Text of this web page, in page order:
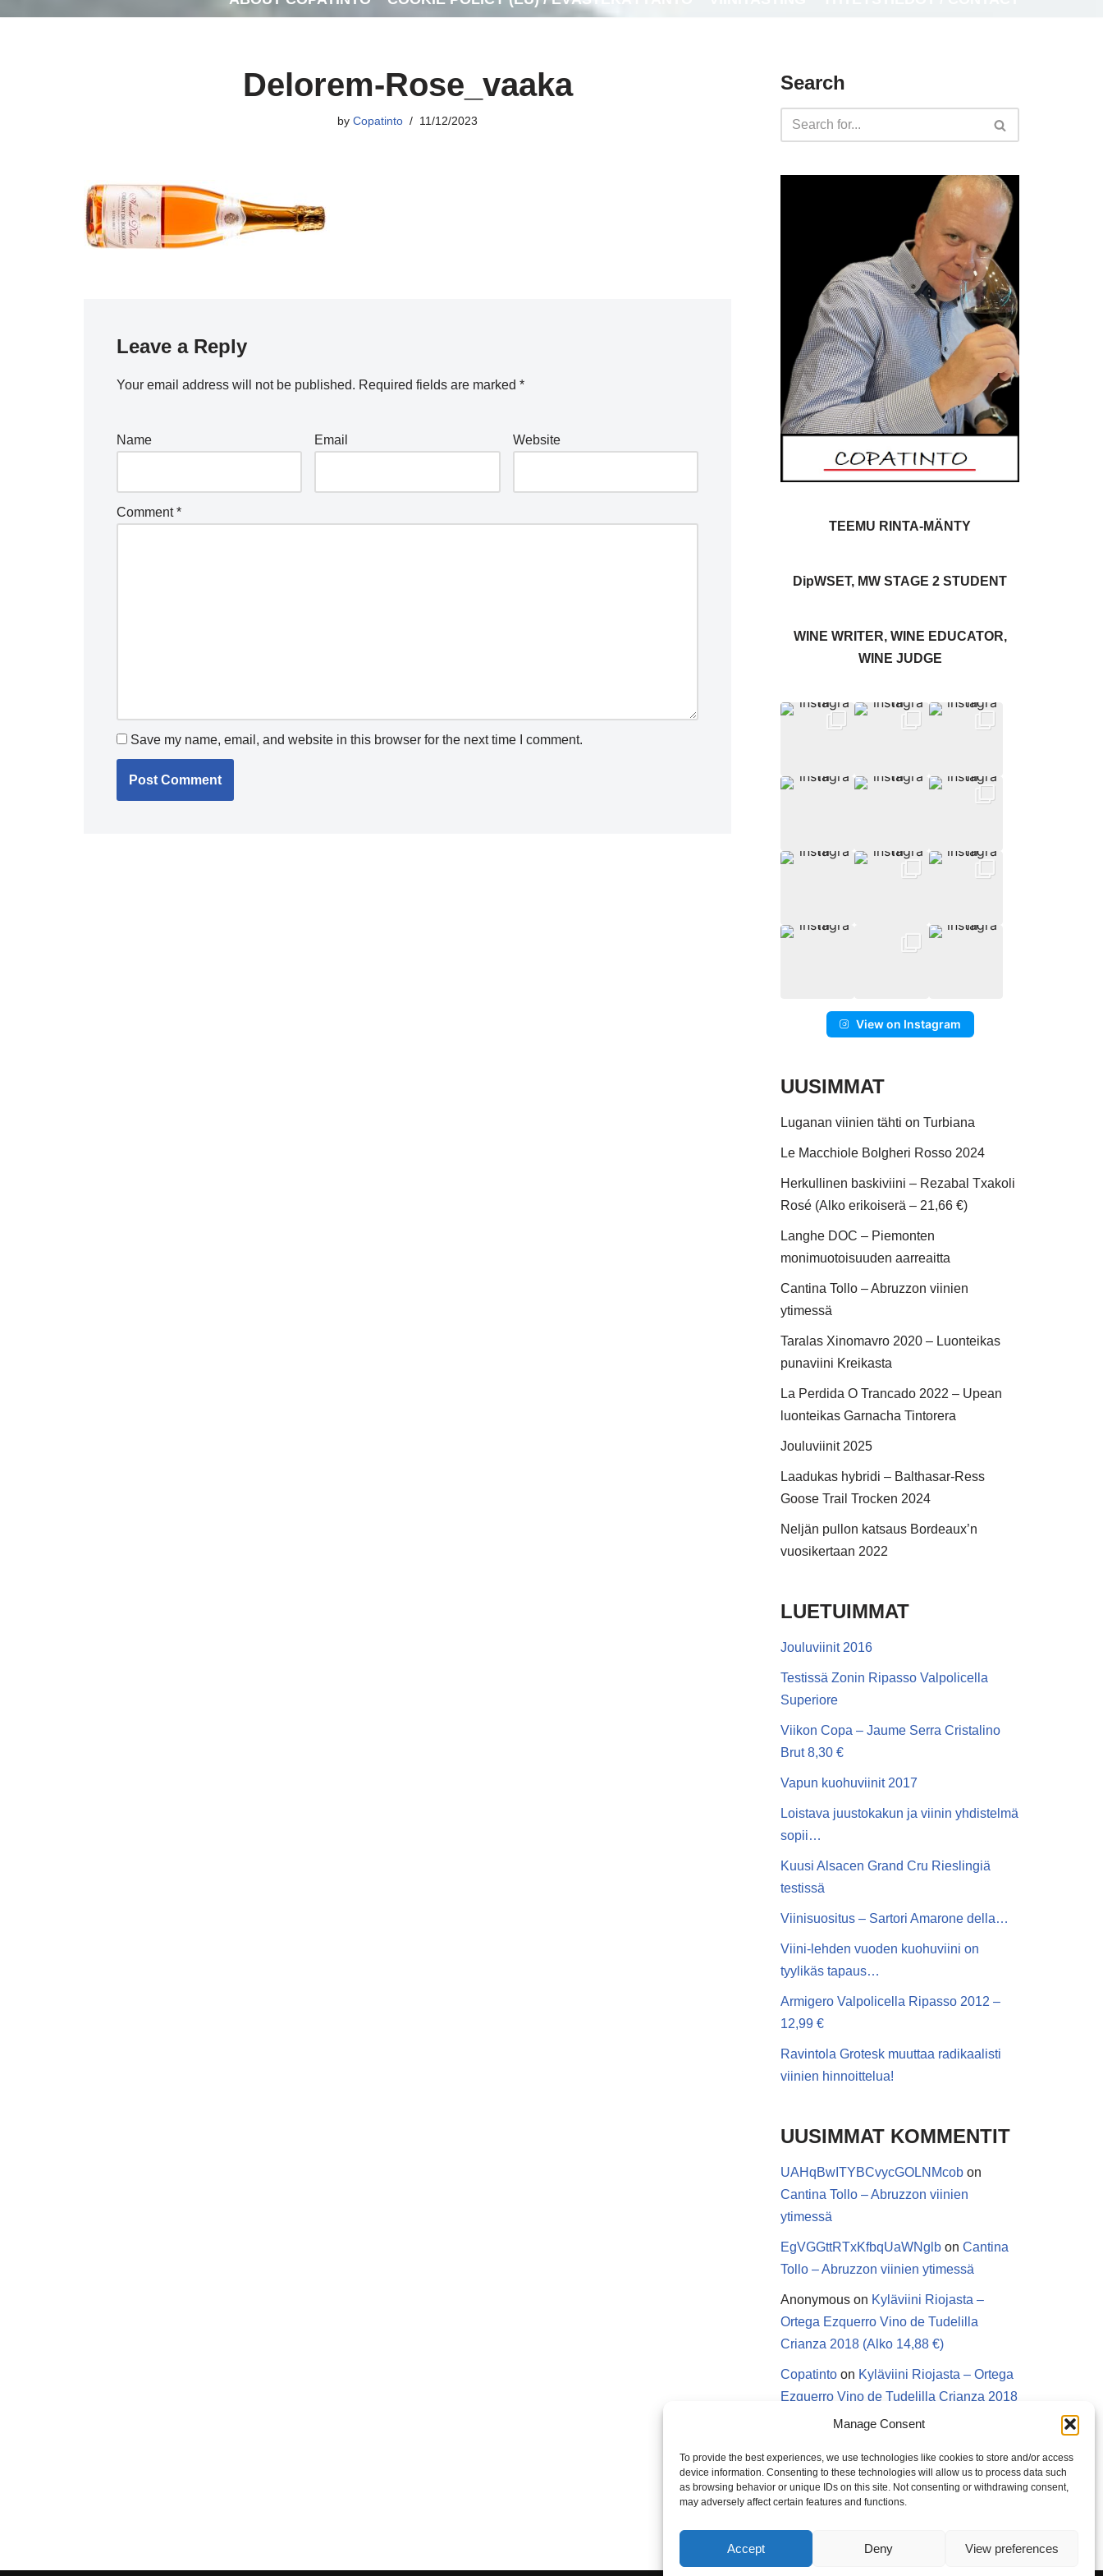
Manage Consent
To provide the best experiences, we use technologies like cookies to store and/or access
device information. Consenting to these technologies will allow us to process data such
as browsing behavior or unique IDs on this site. Not consenting or withdrawing consent,
may adversely affect certain features and functions.
Accept Deny View preferences
Delorem-Rose_vaaka
by Copatinto 11/12/2023
Leave a Reply
Your email address will not be published. Required fields are marked *
Name Email Website
Comment*
Save my name, email, and website in this browser for the next time I comment.
Search
TEEMU RINTA-MÄNTY
DipWSET, MW STAGE 2 STUDENT
WINE WRITER, WINE EDUCATOR,
WINE JUDGE
View on Instagram
UUSIMMAT
Luganan viinien tähti on Turbiana
Le Macchiole Bolgheri Rosso 2024
Herkullinen baskiviini – Rezabal Txakoli
Rosé (Alko erikoiserä – 21,66 €)
Langhe DOC – Piemonten
monimuotoisuuden aarreaitta
Cantina Tollo – Abruzzon viinien
ytimessä
Taralas Xinomavro 2020 – Luonteikas
punaviini Kreikasta
La Perdida O Trancado 2022 – Upean
luonteikas Garnacha Tintorera
Jouluviinit 2025
Laadukas hybridi – Balthasar-Ress
Goose Trail Trocken 2024
Neljän pullon katsaus Bordeaux’n
vuosikertaan 2022
LUETUIMMAT
Jouluviinit 2016
Testissä Zonin Ripasso Valpolicella
Superiore
Viikon Copa – Jaume Serra Cristalino
Brut 8,30 €
Vapun kuohuviinit 2017
Loistava juustokakun ja viinin yhdistelmä
sopii…
Kuusi Alsacen Grand Cru Rieslingiä
testissä
Viinisuositus – Sartori Amarone della…
Viini-lehden vuoden kuohuviini on
tyylikäs tapaus…
Armigero Valpolicella Ripasso 2012 –
12,99 €
Ravintola Grotesk muuttaa radikaalisti
viinien hinnoittelua!
UUSIMMAT KOMMENTIT
UAHqBwITYBCvycGOLNMcob on
Cantina Tollo – Abruzzon viinien
ytimessä
EgVGGttRTxKfbqUaWNglb on Cantina
Tollo – Abruzzon viinien ytimessä
Anonymous on Kyläviini Riojasta –
Ortega Ezquerro Vino de Tudelilla
Crianza 2018 (Alko 14,88 €)
Copatinto on Kyläviini Riojasta – Ortega
Ezquerro Vino de Tudelilla Crianza 2018
(Alko 14,88 €)
Riojasta – Ortega Ezquerro Vino de
Tudelilla Crianza 2018 (Alko 14,88 €)